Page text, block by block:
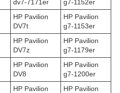
dv7-7171er
g7-1152er
HP Pavilion
DV7t
HP Pavilion
g7-1153er
HP Pavilion
DV7z
HP Pavilion
g7-1179er
HP Pavilion
DV8
HP Pavilion
g7-1200er
HP Pavilion
HP Pavilion